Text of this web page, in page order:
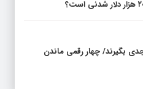
جدی بگیرند/ چهار رقمی ماندن